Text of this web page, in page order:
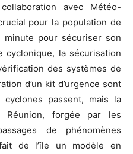
avec Météo-
pour la population de
pour sécuriser son
cyclonique, la sécurisation
des systèmes de
d’un kit d’urgence sont
passent, mais la
Réunion, forgée par les
de phénomènes
de l’île un modèle en